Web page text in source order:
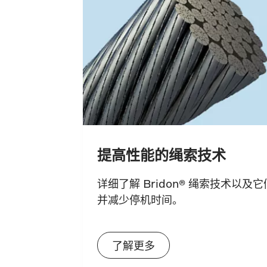
提高性能的绳索技术
详细了解 Bridon® 绳索技术以及它
并减少停机时间。
了解更多